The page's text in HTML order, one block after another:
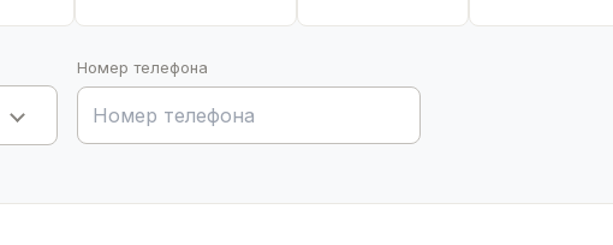
Номер телефона